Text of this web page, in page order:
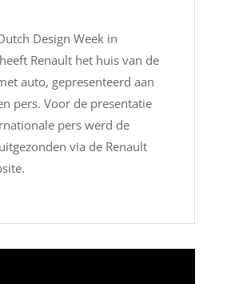
Design Week in
Renault het huis van de
auto, gepresenteerd aan
pers. Voor de presentatie
pers werd de
via de Renault